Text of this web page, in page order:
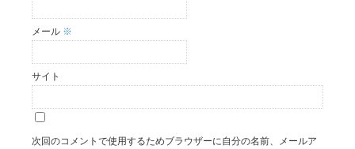
メール ※
サイト
次回のコメントで使用するためブラウザーに自分の名前、メールア